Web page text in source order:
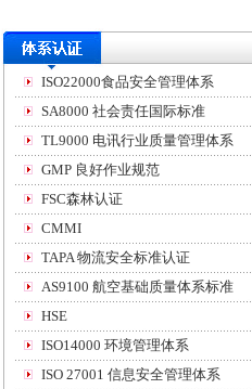
ISO22000食品安全管理体系
SA8000 社会责任国际标准
TL9000 电讯行业质量管理体系
GMP 良好作业规范
FSC森林认证
CMMI
TAPA 物流安全标准认证
AS9100 航空基础质量体系标准
HSE
ISO14000 环境管理体系
ISO 27001 信息安全管理体系